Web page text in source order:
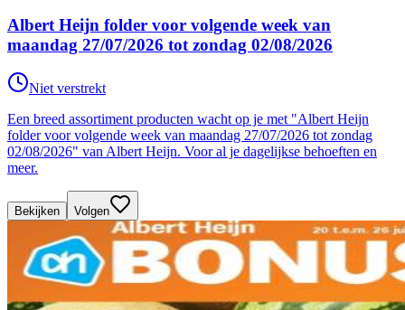
Albert Heijn folder voor volgende week van
maandag 27/07/2026 tot zondag 02/08/2026
Niet verstrekt
Een breed assortiment producten wacht op je met "Albert Heijn
folder voor volgende week van maandag 27/07/2026 tot zondag
02/08/2026" van Albert Heijn. Voor al je dagelijkse behoeften en
meer.
Bekijken Volgen